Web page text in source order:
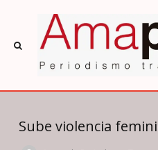
Sube violencia